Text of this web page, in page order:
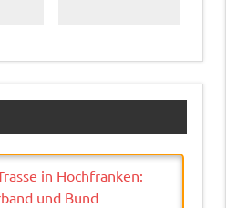
in Hochfranken:
und Bund